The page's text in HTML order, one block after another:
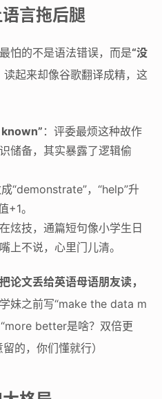
言拖后腿
怕的不是语法错误，而是“没
起来却像谷歌翻译成精，这
：评委最烦这种故作
储备，其实暴露了逻辑偷
“demonstrate”，“help”升
+1。
炫技，通篇短句像小学生日
上不说，心里门儿清。
把论文丢给英语母语朋友读，
妹之前写“make the data m
better是啥？双倍更
的，你们懂就行）